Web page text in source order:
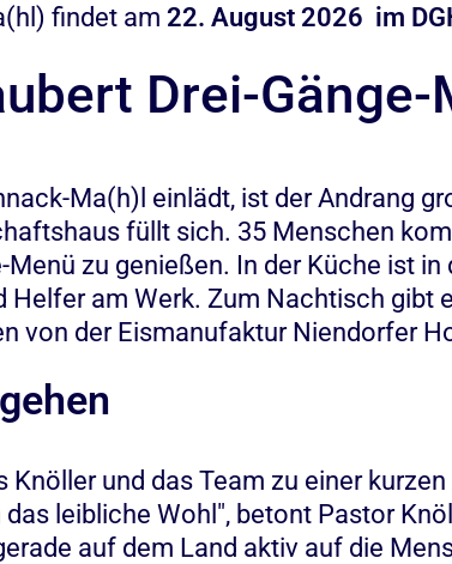
findet am 22. August 2026 im
Drei-Gänge-
Ma(h)l einlädt, ist der Andrang
füllt sich. 35 Menschen
zu genießen. In der Küche ist in
am Werk. Zum Nachtisch gibt
von der Eismanufaktur Niendorfer
und das Team zu einer
leibliche Wohl", betont Pastor
auf dem Land aktiv auf die